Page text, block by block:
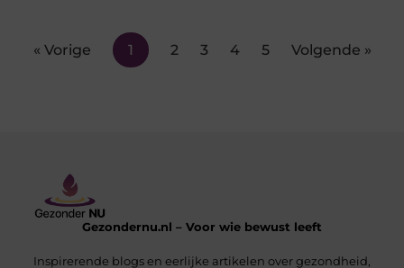
« Vorige 1 2 3 4 5 Volgende »
Gezondernu.nl – Voor wie bewust leeft
Inspirerende blogs en eerlijke artikelen over gezondheid,